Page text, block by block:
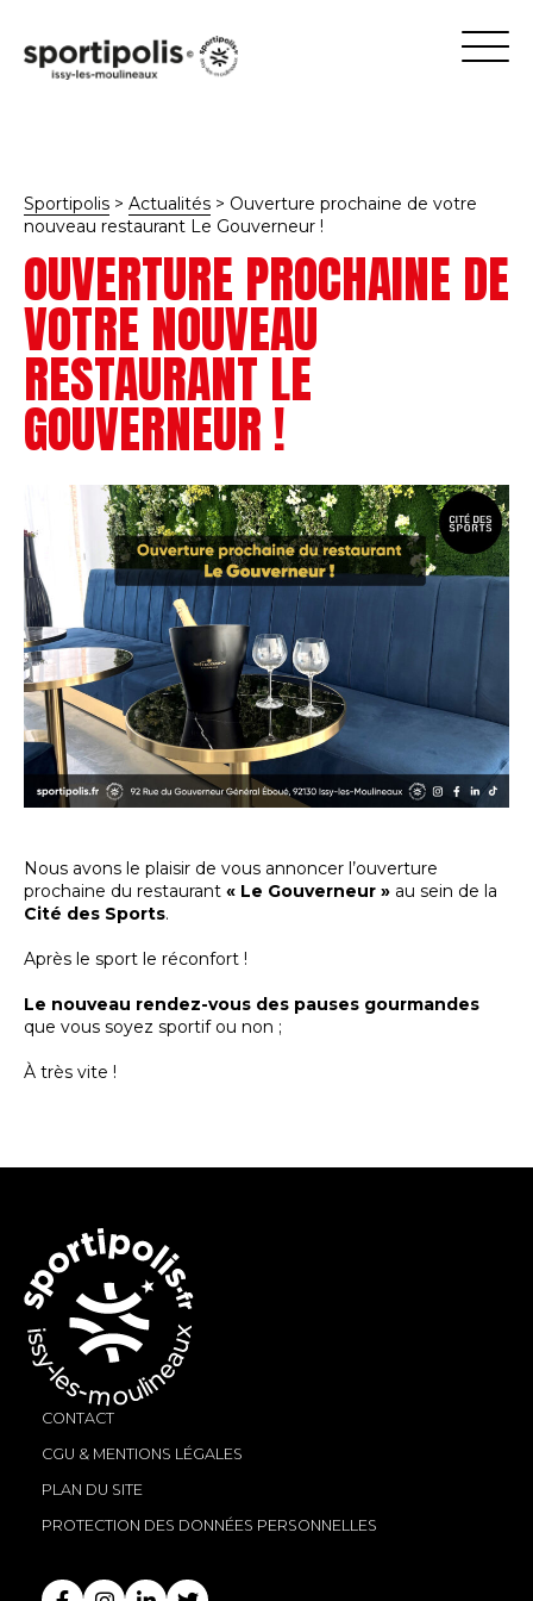
Sportipolis > Actualités > Ouverture prochaine de votre
nouveau restaurant Le Gouverneur !
OUVERTURE PROCHAINE DE
VOTRE NOUVEAU
RESTAURANT LE
GOUVERNEUR !
Nous avons le plaisir de vous annoncer l’ouverture
prochaine du restaurant « Le Gouverneur » au sein de la
Cité des Sports.
Après le sport le réconfort !
Le nouveau rendez-vous des pauses gourmandes
que vous soyez sportif ou non ;
À très vite !
CONTACT
CGU & MENTIONS LÉGALES
PLAN DU SITE
PROTECTION DES DONNÉES PERSONNELLES